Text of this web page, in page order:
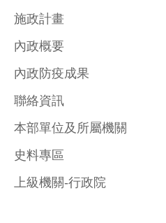
施政計畫
內政概要
內政防疫成果
聯絡資訊
本部單位及所屬機關
史料專區
上級機關-行政院